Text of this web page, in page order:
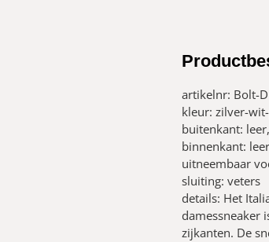
artikelnr: Bolt-D
kleur: zilver-
buitenkant:
binnenkant:
uitneembaar
sluiting: veters
details: Het
damessneaker
zijkanten. De